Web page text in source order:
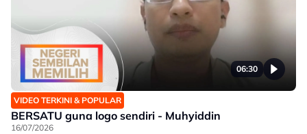
06:30
VIDEO TERKINI & POPULAR
BERSATU guna logo sendiri - Muhyiddin
16/07/2026